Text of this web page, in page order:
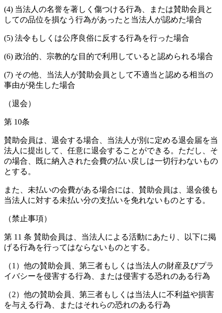
(4) 当法人の名誉を著しく傷つける行為、または賛助会員と
しての品位を損なう行為があったと当法人が認めた場合
(5) 法令もしくは公序良俗に反する行為を行った場合
(6) 政治的、宗教的な目的で利用していると認められる場合
(7) その他、当法人が賛助会員として不適当と認める相当の
事由が発生した場合
（退会）
第 10条
賛助会員は、退会する場合、当法人が別に定める退会届を当
法人に提出して、任意に退会することができる。ただし、そ
の場合、既に納入された会費の払い戻しは一切行わないもの
とする。
また、未払いの会費がある場合には、賛助会員は、退会後も
当法人に対する未払い分の支払いを免れないものとする。
（禁止事項）
第 11 条 賛助会員は、当法人による活動にあたり、以下に掲
げる行為を行ってはならないものとする。
（1）他の賛助会員、第三者もしくは当法人の財産及びプラ
イバシーを侵害する行為、または侵害する恐れのある行為
（2）他の賛助会員、第三者もしくは当法人に不利益や損害
を与える行為、またはそれらの恐れのある行為